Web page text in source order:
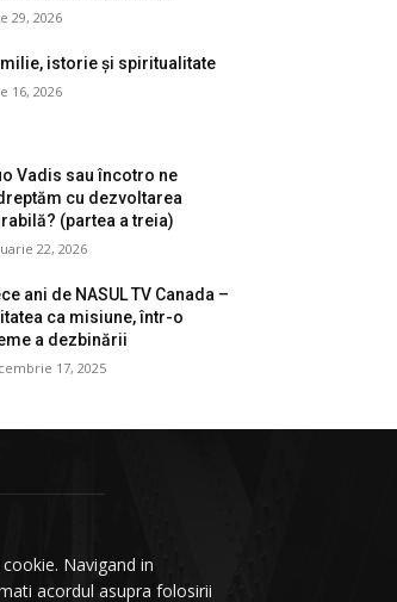
29, 2026
istorie și spiritualitate
16, 2026
Vadis sau încotro ne
cu dezvoltarea
(partea a treia)
22, 2026
ani de NASUL TV Canada –
ca misiune, într-o
a dezbinării
17, 2025
Navigand in
acordul asupra folosirii